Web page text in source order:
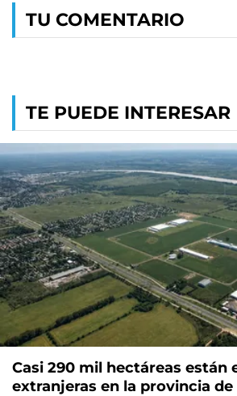
TU COMENTARIO
TE PUEDE INTERESAR
Casi 290 mil hectáreas están
extranjeras en la provincia de